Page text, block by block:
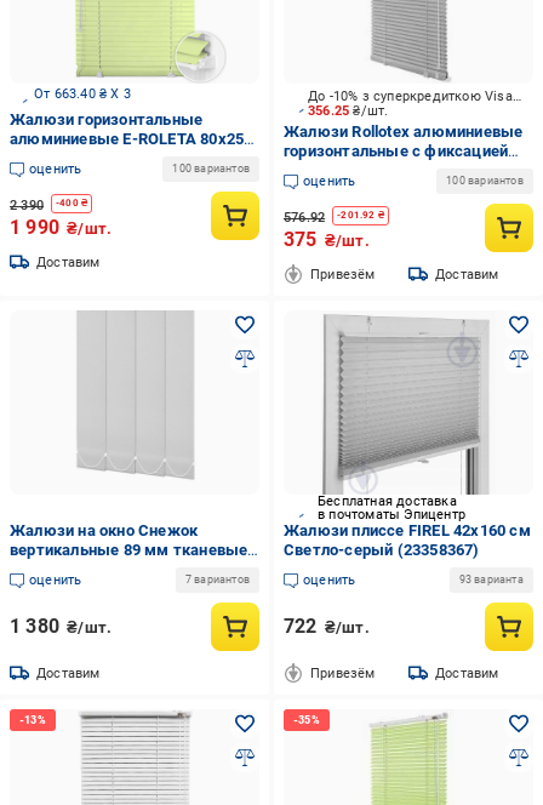
От 663.40 ₴ X 3
Жалюзи горизонтальные
алюминиевые E-ROLETA 80х250
см Салатовый (16-80-250)
оценить 100 вариантов
2 390 -400₴
1 990 ₴/шт.
Доставим
356.25₴/шт.
До -10% з суперкредиткою Visa Вигода
Жалюзи Rollotex алюминиевые
горизонтальные с фиксацией
40х120 см Светло-серые
глянцевые
оценить 100 вариантов
576.92 -201.92 ₴
375 ₴/шт.
Привезём Доставим
Жалюзи на окно Снежок
вертикальные 89 мм тканевые
100х190 см Белый
оценить 7 вариантов
1 380 ₴/шт.
Доставим
Бесплатная доставка
в почтоматы Эпицентр
Жалюзи плиссе FIREL 42x160 см
Светло-серый (23358367)
оценить 93 варианта
722 ₴/шт.
Привезём Доставим